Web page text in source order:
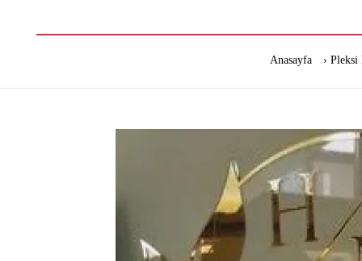
Anasayfa Pleksi